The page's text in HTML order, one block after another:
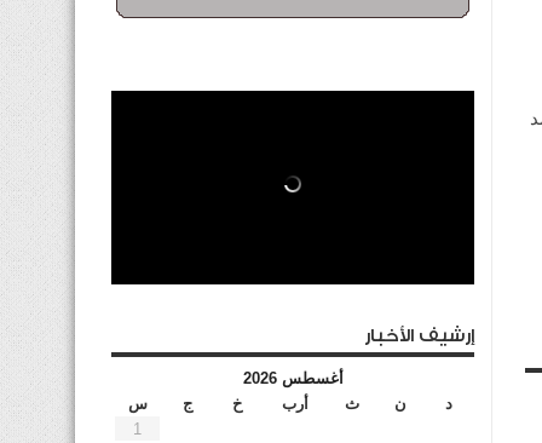
إرشيف الأخبار
أغسطس 2026
د
ن ث أرب خ ج
س
1